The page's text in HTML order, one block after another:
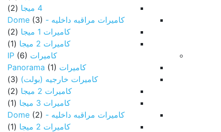
4 ميجا
(2)
كاميرات مراقبه داخليه - Dome (3)
كاميرات 1 ميجا
(2)
كاميرات 2 ميجا
(1)
كاميرات IP (6)
كاميرات Panorama (1)
كاميرات خارجيه (بولت) (3)
كاميرات 2 ميجا
(2)
كاميرات 3 ميجا
(1)
كاميرات مراقبه داخليه - Dome (2)
كاميرات 2 ميجا
(1)